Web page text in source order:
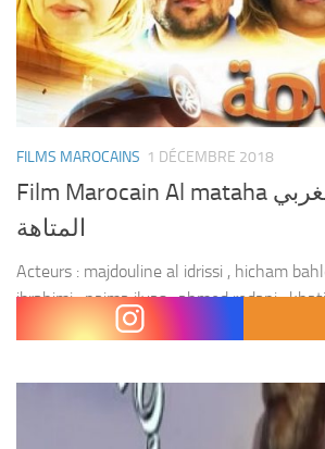
FILMS MAROCAINS 1 DÉCEMBRE 2018
Film Marocain Al mataha الفيلم المغربي
المتاهة
Acteurs : majdouline al idrissi , hicham
ibrahimi , naima ilyas , ahmed redani ,
sidki , najat el ouafi , mohamed ayad , najat